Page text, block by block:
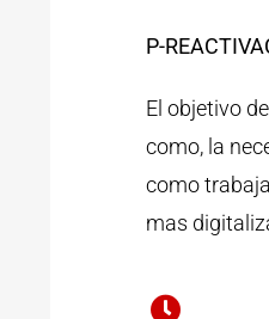
P-
El objetivo
como, la
como
mas